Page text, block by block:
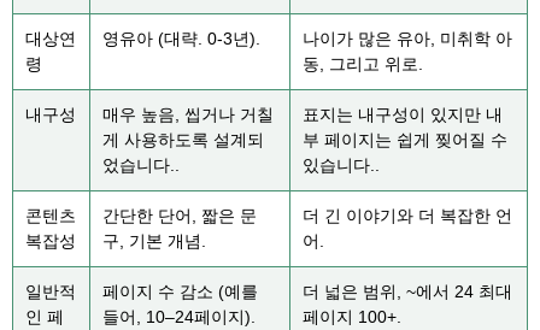
대상연
령
영유아 (대략. 0-3년).
나이가 많은 유아, 미취학 아
동, 그리고 위로.
내구성
매우 높음, 씹거나 거칠
게 사용하도록 설계되
었습니다..
표지는 내구성이 있지만 내
부 페이지는 쉽게 찢어질 수
있습니다..
콘텐츠
복잡성
간단한 단어, 짧은 문
구, 기본 개념.
더 긴 이야기와 더 복잡한 언
어.
일반적
인 페
페이지 수 감소 (예를
들어, 10–24페이지).
더 넓은 범위, ~에서 24 최대
페이지 100+.